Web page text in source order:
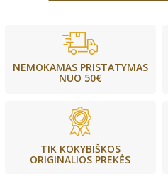
NEMOKAMAS PRISTATYMAS
NUO 50€
TIK KOKYBIŠKOS
ORIGINALIOS PREKĖS